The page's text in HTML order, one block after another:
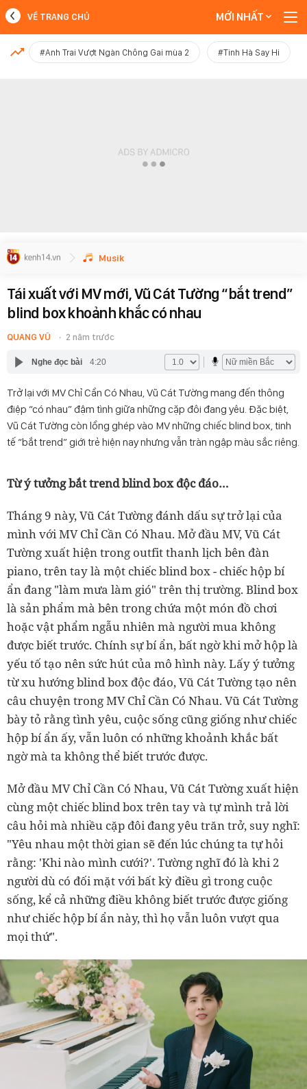
MỚI NHẤT
VỀ TRANG CHỦ MỚI NHẤT
#Anh Trai Vượt Ngàn Chông Gai mùa 2 #Tinh Hà Say Hi
Musik
Tái xuất với MV mới, Vũ Cát Tường “bắt trend”
blind box khoảnh khắc có nhau
QUANG VŨ 2 năm trước
Nghe đọc bài 4:20
Trở lại với MV Chỉ Cần Có Nhau, Vũ Cát Tường mang đến thông
điệp “có nhau” đậm tình giữa những cặp đôi đang yêu. Đặc biệt,
Vũ Cát Tường còn lồng ghép vào MV những chiếc blind box, tinh
tế “bắt trend” giới trẻ hiện nay nhưng vẫn tràn ngập màu sắc riêng.
Từ ý tưởng bắt trend blind box độc đáo…
Tháng 9 này, Vũ Cát Tường đánh dấu sự trở lại của
mình với MV Chỉ Cần Có Nhau. Mở đầu MV, Vũ Cát
Tường xuất hiện trong outfit thanh lịch bên đàn
piano, trên tay là một chiếc blind box - chiếc hộp bí
ẩn đang "làm mưa làm gió" trên thị trường. Blind box
là sản phẩm mà bên trong chứa một món đồ chơi
hoặc vật phẩm ngẫu nhiên mà người mua không
được biết trước. Chính sự bí ẩn, bất ngờ khi mở hộp là
yếu tố tạo nên sức hút của mô hình này. Lấy ý tưởng
từ xu hướng blind box độc đáo, Vũ Cát Tường tạo nên
câu chuyện trong MV Chỉ Cần Có Nhau. Vũ Cát Tường
bày tỏ rằng tình yêu, cuộc sống cũng giống như chiếc
hộp bí ẩn ấy, vẫn luôn có những khoảnh khắc bất
ngờ mà ta không thể biết trước được.
Mở đầu MV Chỉ Cần Có Nhau, Vũ Cát Tường xuất hiện
cùng một chiếc blind box trên tay và tự mình trả lời
câu hỏi mà nhiều cặp đôi đang yêu trăn trở, suy nghĩ:
"Yêu nhau một thời gian sẽ đến lúc chúng ta tự hỏi
rằng: 'Khi nào mình cưới?'. Tường nghĩ đó là khi 2
người dù có đối mặt với bất kỳ điều gì trong cuộc
sống, kể cả những điều không biết trước được giống
như chiếc hộp bí ẩn này, thì họ vẫn luôn vượt qua
mọi thứ".